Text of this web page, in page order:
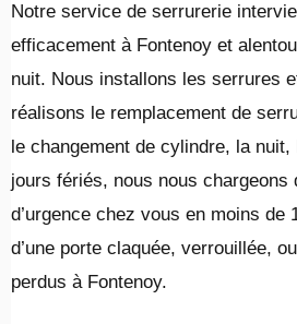
Notre service de serrurerie
efficacement à Fontenoy et
nuit. Nous installons les serrures
réalisons le remplacement de
le changement de cylindre, la
jours fériés, nous nous chargeons
d’urgence chez vous en moins de
d’une porte claquée, verrouillée,
perdus à Fontenoy.